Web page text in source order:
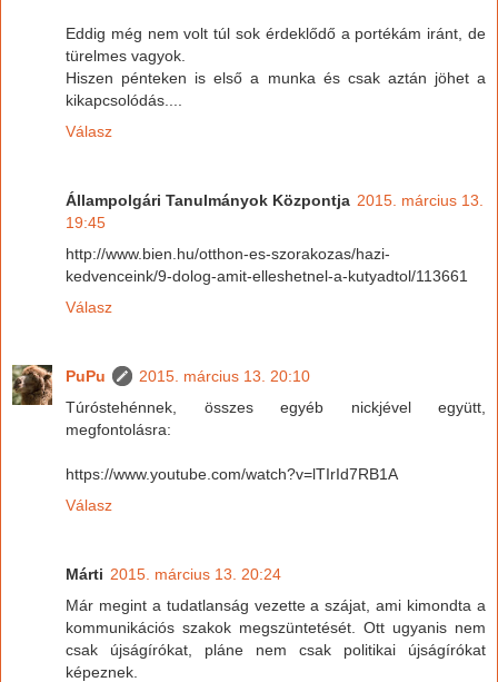
Eddig még nem volt túl sok érdeklődő a portékám iránt, de
türelmes vagyok.
Hiszen pénteken is első a munka és csak aztán jöhet a
kikapcsolódás....
Válasz
Állampolgári Tanulmányok Központja 2015. március 13.
19:45
http://www.bien.hu/otthon-es-szorakozas/hazi-
kedvenceink/9-dolog-amit-elleshetnel-a-kutyadtol/113661
Válasz
PuPu
2015. március 13. 20:10
Túróstehénnek, összes egyéb nickjével együtt,
megfontolásra:
https://www.youtube.com/watch?v=lTIrId7RB1A
Válasz
Márti 2015. március 13. 20:24
Már megint a tudatlanság vezette a szájat, ami kimondta a
kommunikációs szakok megszüntetését. Ott ugyanis nem
csak újságírókat, pláne nem csak politikai újságírókat
képeznek.